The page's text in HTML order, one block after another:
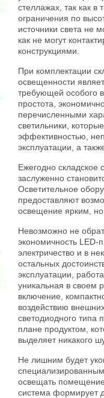
стеллажах, так как в
ограничения по
источники света не
как не могут
конструкциями.
При комплектации
освещенности
требующей особого
простота,
перечисленными
светильники,
эффективностью,
эксплуатации, а
Ежегодно складское
заслуженно
Осветительное
предоставляют
освещение ярким,
Невозможно не
экономичность LED-
электричество и в
остальных
эксплуатации,
уникальная в своем
включение,
воздействию
светодиодного типа
плане продуктом,
выделяет никакого
Не лишним будет
освещать
система формирует